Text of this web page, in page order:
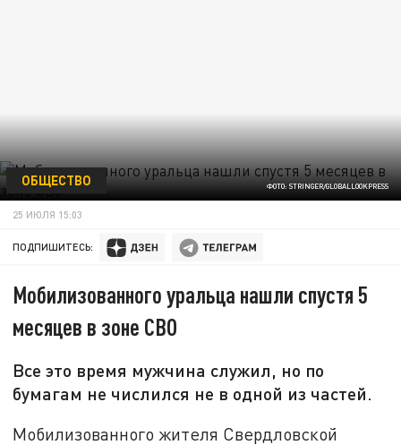
ФОТО: STRINGER/GLOBALLOOKPRESS
ОБЩЕСТВО
25 ИЮЛЯ 15:03
ПОДПИШИТЕСЬ:
Мобилизованного уральца нашли спустя 5
месяцев в зоне СВО
Все это время мужчина служил, но по
бумагам не числился не в одной из частей.
Мобилизованного жителя Свердловской